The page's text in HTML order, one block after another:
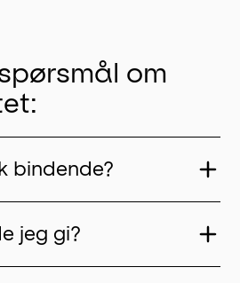
om
bindende?
jeg gi?